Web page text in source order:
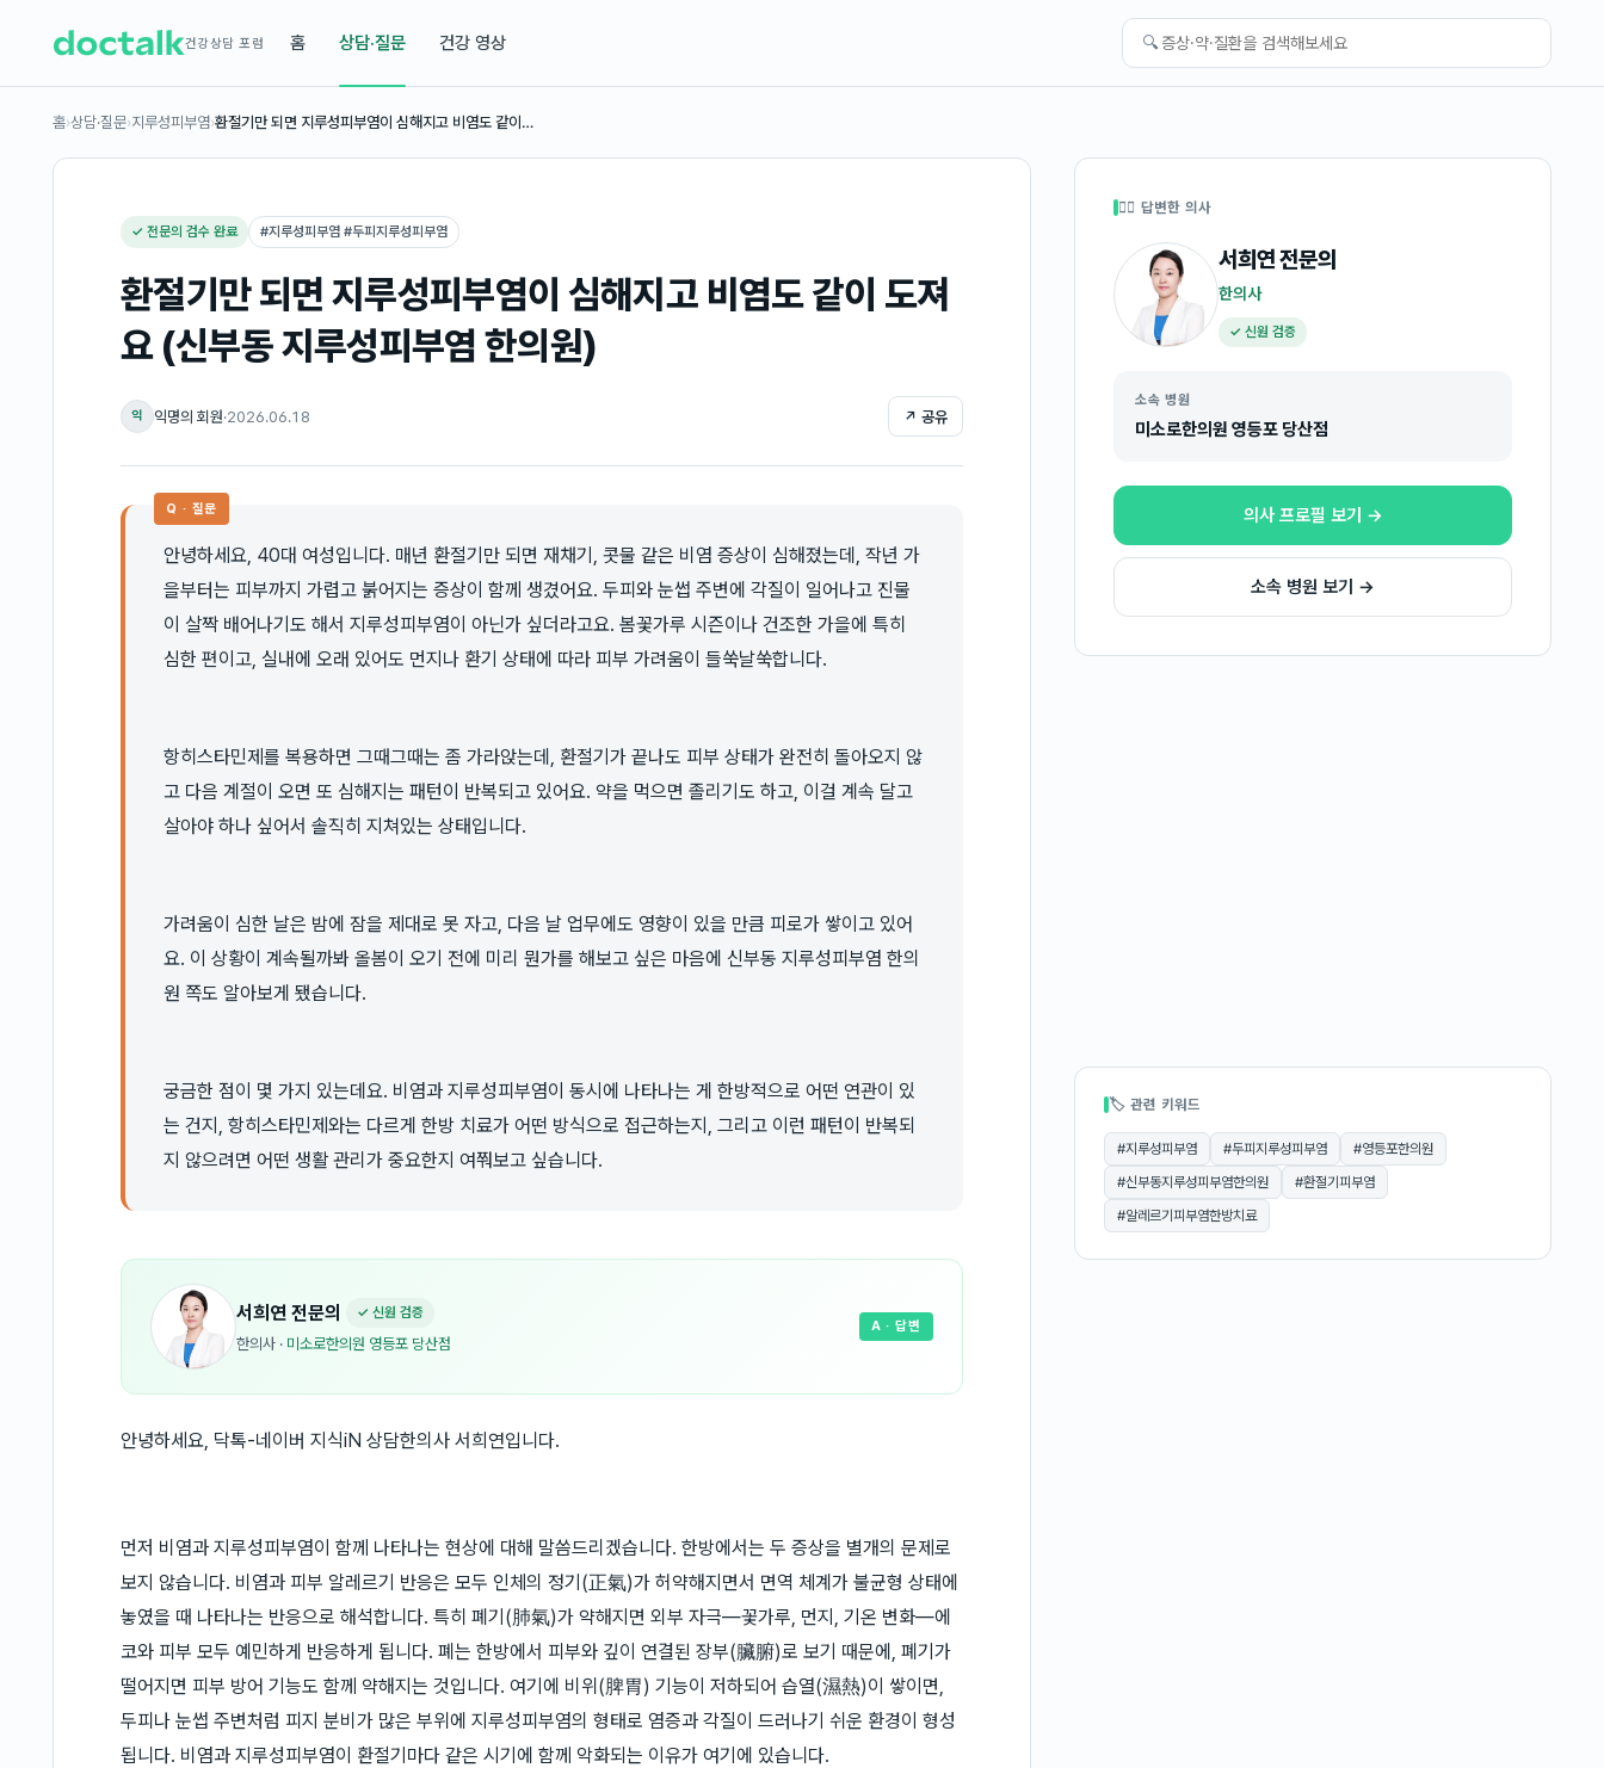
건강상담 포럼 홈 상담·질문 건강 영상 🔍
홈›상담·질문›지루성피부염›환절기만 되면 지루성피부염이 심해지고 비염도 같이…
✓ 전문의 검수 완료 #지루성피부염 #두피지루성피부염
환절기만 되면 지루성피부염이 심해지고 비염도 같이 도져
요 (신부동 지루성피부염 한의원)
익 익명의 회원·2026.06.18 ↗ 공유
Q · 질문
안녕하세요, 40대 여성입니다. 매년 환절기만 되면 재채기, 콧물 같은 비염 증상이 심해졌는데, 작년 가
을부터는 피부까지 가렵고 붉어지는 증상이 함께 생겼어요. 두피와 눈썹 주변에 각질이 일어나고 진물
이 살짝 배어나기도 해서 지루성피부염이 아닌가 싶더라고요. 봄꽃가루 시즌이나 건조한 가을에 특히
심한 편이고, 실내에 오래 있어도 먼지나 환기 상태에 따라 피부 가려움이 들쑥날쑥합니다.
항히스타민제를 복용하면 그때그때는 좀 가라앉는데, 환절기가 끝나도 피부 상태가 완전히 돌아오지 않
고 다음 계절이 오면 또 심해지는 패턴이 반복되고 있어요. 약을 먹으면 졸리기도 하고, 이걸 계속 달고
살아야 하나 싶어서 솔직히 지쳐있는 상태입니다.
가려움이 심한 날은 밤에 잠을 제대로 못 자고, 다음 날 업무에도 영향이 있을 만큼 피로가 쌓이고 있어
요. 이 상황이 계속될까봐 올봄이 오기 전에 미리 뭔가를 해보고 싶은 마음에 신부동 지루성피부염 한의
원 쪽도 알아보게 됐습니다.
궁금한 점이 몇 가지 있는데요. 비염과 지루성피부염이 동시에 나타나는 게 한방적으로 어떤 연관이 있
는 건지, 항히스타민제와는 다르게 한방 치료가 어떤 방식으로 접근하는지, 그리고 이런 패턴이 반복되
지 않으려면 어떤 생활 관리가 중요한지 여쭤보고 싶습니다.
서희연 전문의 ✓ 신원 검증
한의사 · 미소로한의원 영등포 당산점
A · 답변
안녕하세요, 닥톡-네이버 지식iN 상담한의사 서희연입니다.
먼저 비염과 지루성피부염이 함께 나타나는 현상에 대해 말씀드리겠습니다. 한방에서는 두 증상을 별개의 문제로
보지 않습니다. 비염과 피부 알레르기 반응은 모두 인체의 정기(正氣)가 허약해지면서 면역 체계가 불균형 상태에
놓였을 때 나타나는 반응으로 해석합니다. 특히 폐기(肺氣)가 약해지면 외부 자극—꽃가루, 먼지, 기온 변화—에
코와 피부 모두 예민하게 반응하게 됩니다. 폐는 한방에서 피부와 깊이 연결된 장부(臟腑)로 보기 때문에, 폐기가
떨어지면 피부 방어 기능도 함께 약해지는 것입니다. 여기에 비위(脾胃) 기능이 저하되어 습열(濕熱)이 쌓이면,
두피나 눈썹 주변처럼 피지 분비가 많은 부위에 지루성피부염의 형태로 염증과 각질이 드러나기 쉬운 환경이 형성
됩니다. 비염과 지루성피부염이 환절기마다 같은 시기에 함께 악화되는 이유가 여기에 있습니다.
👩‍⚕️ 답변한 의사
서희연전문의
한의사
✓ 신원 검증
소속 병원
미소로한의원 영등포 당산점
의사 프로필 보기 →
소속 병원 보기 →
🏷 관련 키워드
#지루성피부염 #두피지루성피부염 #영등포한의원
#신부동지루성피부염한의원 #환절기피부염
#알레르기피부염한방치료